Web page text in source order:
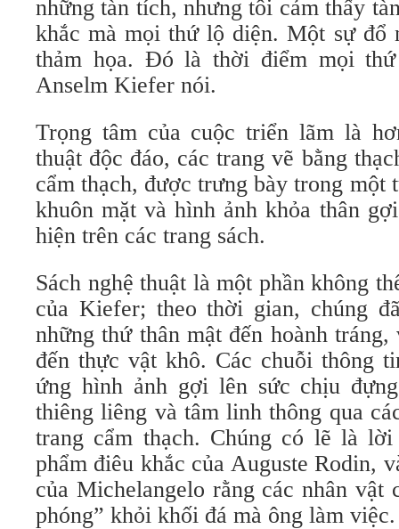
những tàn tích, nhưng tôi cảm thấy
khắc mà mọi thứ lộ diện. Một sự đổ
thảm họa. Đó là thời điểm mọi
Anselm Kiefer nói.
Trọng tâm của cuộc triển lãm là
thuật độc đáo, các trang vẽ bằng
cẩm thạch, được trưng bày trong một
khuôn mặt và hình ảnh khỏa thân
hiện trên các trang sách.
Sách nghệ thuật là một phần không
của Kiefer; theo thời gian, chúng
những thứ thân mật đến hoành
đến thực vật khô. Các chuỗi thông
ứng hình ảnh gợi lên sức chịu
thiêng liêng và tâm linh thông qua
trang cẩm thạch. Chúng có lẽ là
phẩm điêu khắc của Auguste Rodin,
của Michelangelo rằng các nhân vật
phóng” khỏi khối đá mà ông làm việc.